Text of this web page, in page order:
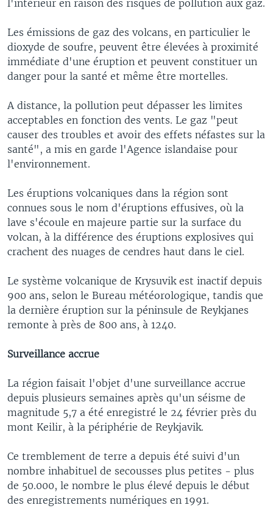
l'intérieur en raison des risques de pollution aux gaz.
Les émissions de gaz des volcans, en particulier le
dioxyde de soufre, peuvent être élevées à proximité
immédiate d'une éruption et peuvent constituer un
danger pour la santé et même être mortelles.
A distance, la pollution peut dépasser les limites
acceptables en fonction des vents. Le gaz "peut
causer des troubles et avoir des effets néfastes sur la
santé", a mis en garde l'Agence islandaise pour
l'environnement.
Les éruptions volcaniques dans la région sont
connues sous le nom d'éruptions effusives, où la
lave s'écoule en majeure partie sur la surface du
volcan, à la différence des éruptions explosives qui
crachent des nuages de cendres haut dans le ciel.
Le système volcanique de Krysuvik est inactif depuis
900 ans, selon le Bureau météorologique, tandis que
la dernière éruption sur la péninsule de Reykjanes
remonte à près de 800 ans, à 1240.
Surveillance accrue
La région faisait l'objet d'une surveillance accrue
depuis plusieurs semaines après qu'un séisme de
magnitude 5,7 a été enregistré le 24 février près du
mont Keilir, à la périphérie de Reykjavik.
Ce tremblement de terre a depuis été suivi d'un
nombre inhabituel de secousses plus petites - plus
de 50.000, le nombre le plus élevé depuis le début
des enregistrements numériques en 1991.